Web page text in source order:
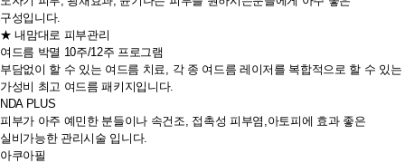
구성입니다.
★ 내맘대로 피부관리
여드름 박멸 10주/12주 프로그램
부담없이 할 수 있는 여드름 치료, 각 종 여드름 레이저를 복합적으로 할 수 있는
가성비 최고 여드름 패키지입니다.
NDA PLUS
피부가 아주 예민한 분들이나 속건조, 접촉성 피부염,아토피에 효과 좋은
실비가능한 관리시술 입니다.
아쿠아필